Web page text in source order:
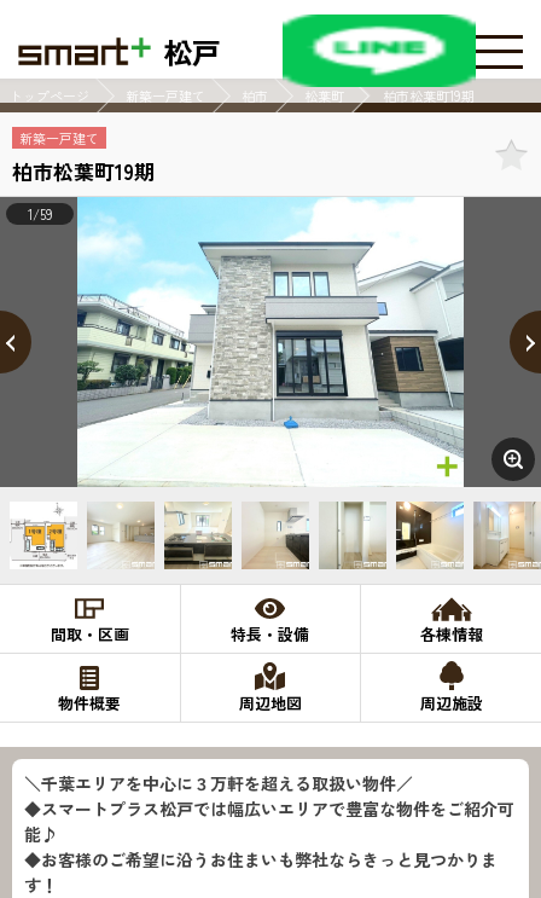
松戸
トップページ 新築一戸建て 柏市 松葉町 柏市松葉町19期
新築一戸建て
柏市松葉町19期
1/59
間取・区画 特長・設備 各棟情報
物件概要 周辺地図 周辺施設
＼千葉エリアを中心に３万軒を超える取扱い物件／
◆スマートプラス松戸では幅広いエリアで豊富な物件をご紹介可
能♪
◆お客様のご希望に沿うお住まいも弊社ならきっと見つかりま
す！